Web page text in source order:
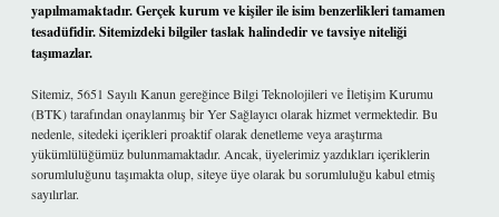
yapılmamaktadır. Gerçek kurum ve kişiler ile isim benzerlikleri tamamen
tesadüfidir. Sitemizdeki bilgiler taslak halindedir ve tavsiye niteliği
taşımazlar.
Sitemiz, 5651 Sayılı Kanun gereğince Bilgi Teknolojileri ve İletişim Kurumu
(BTK) tarafından onaylanmış bir Yer Sağlayıcı olarak hizmet vermektedir. Bu
nedenle, sitedeki içerikleri proaktif olarak denetleme veya araştırma
yükümlülüğümüz bulunmamaktadır. Ancak, üyelerimiz yazdıkları içeriklerin
sorumluluğunu taşımakta olup, siteye üye olarak bu sorumluluğu kabul etmiş
sayılırlar.